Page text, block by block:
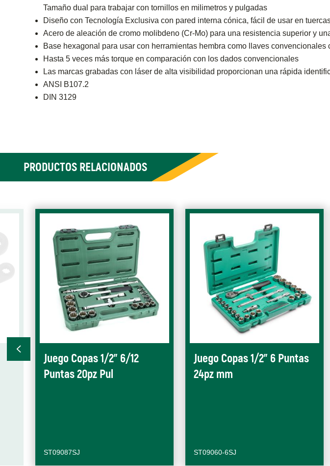
Tamaño dual para trabajar con tornillos en milimetros y pulgadas
Diseño con Tecnología Exclusiva con pared interna cónica, fácil de usar en
Acero de aleación de cromo molibdeno (Cr-Mo) para una resistencia superior y
Base hexagonal para usar con herramientas hembra como llaves convencionales
Hasta 5 veces más torque en comparación con los dados convencionales
Las marcas grabadas con láser de alta visibilidad proporcionan una rápida
ANSI B107.2
DIN 3129
PRODUCTOS RELACIONADOS
Juego Copas 1/2" 6/12
Puntas 20pz Pul
ST09087SJ
Juego Copas 1/2" 6 Puntas
24pz mm
ST09060-6SJ